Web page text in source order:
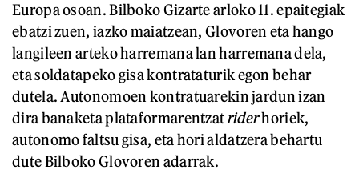
Europa osoan. Bilboko Gizarte arloko 11. epaitegiak
ebatzi zuen, iazko maiatzean, Glovoren eta hango
langileen arteko harremana lan harremana dela,
eta soldatapeko gisa kontrataturik egon behar
dutela. Autonomoen kontratuarekin jardun izan
dira banaketa plataformarentzatriderhoriek,
autonomo faltsu gisa, eta hori aldatzera behartu
dute Bilboko Glovoren adarrak.